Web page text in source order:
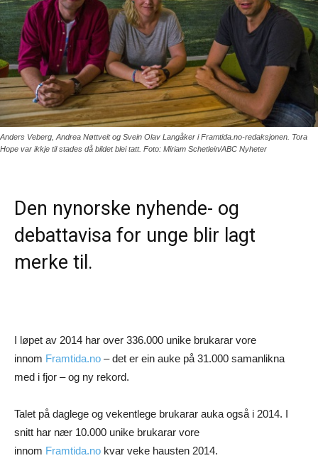
Anders Veberg, Andrea Nøttveit og Svein Olav Langåker i Framtida.no-redaksjonen. Tora
Hope var ikkje til stades då bildet blei tatt. Foto: Miriam Schetlein/ABC Nyheter
Den nynorske nyhende- og
debattavisa for unge blir lagt
merke til.
I løpet av 2014 har over 336.000 unike brukarar vore
innom Framtida.no – det er ein auke på 31.000 samanlikna
med i fjor – og ny rekord.
Talet på daglege og vekentlege brukarar auka også i 2014. I
snitt har nær 10.000 unike brukarar vore
innom Framtida.no kvar veke hausten 2014.